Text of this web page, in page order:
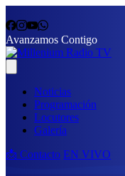
Avanzamos Contigo
Noticias
Programación
Locutores
Galería
📩 Contacto EN VIVO